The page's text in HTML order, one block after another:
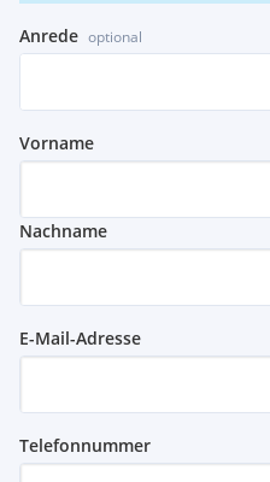
Anrede optional
Vorname
Nachname
E-Mail-Adresse
Telefonnummer